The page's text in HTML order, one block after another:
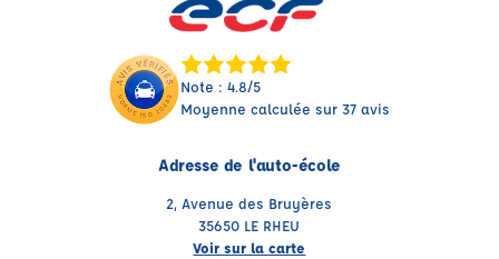
Note : 4.8/5
Moyenne calculée sur 37 avis
Adresse de l'auto-école
2, Avenue des Bruyères
35650 LE RHEU
Voir sur la carte